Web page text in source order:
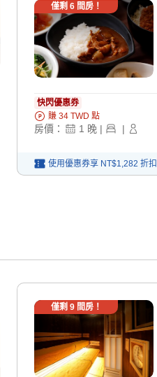
僅剩 6間房！
快閃優惠券
賺 34 TWD 點
房價： 1 晚 | |
使用優惠券享 NT$1,282 折扣
僅剩 9間房！